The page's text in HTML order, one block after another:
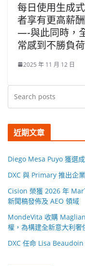
每日使用生成
者享有更高薪
—-與此同時，
常感到不勝負
2025 年 11 月 12 日
近期文章
Diego Mesa Puyo 獲選
DXC 與 Primary 推出企
Cision 榮獲 2026 年
新聞稿發佈及 AEO 領域
MondeVita 收購
權，為構建全新意大利奢
DXC 任命 Lisa